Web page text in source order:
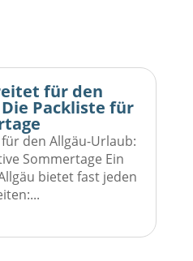
für den
Packliste für
den Allgäu-Urlaub:
Sommertage Ein
bietet fast jeden